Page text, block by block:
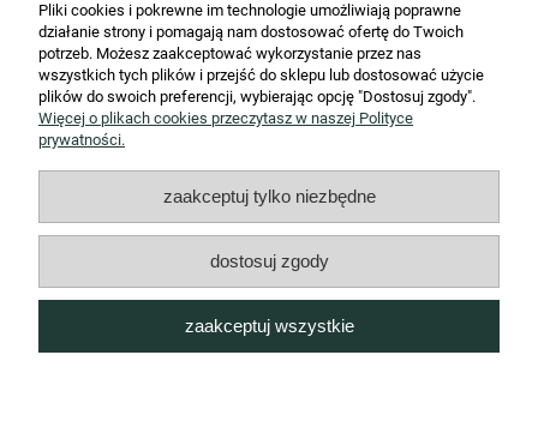
Kingdom,sales@vintro.co.uk
Osoba odpowiedzialna w UE - SToGlarnia Anna Franik, ul. Wajdy
1, 42-600 Tarnowskie Góry,kontakt@vintro.pl
Importer -SToGlarnia Anna Franik ul. Wajdy 1, 42-600 Tarnowskie
Góry,kontakt@vintro.pl
STREFA KLIENTA
Współpraca B2B
INFORMACJE
Pliki cookies i pokrewne im technologie umożliwiają poprawne
działanie strony i pomagają nam dostosować ofertę do Twoich
potrzeb. Możesz zaakceptować wykorzystanie przez nas
wszystkich tych plików i przejść do sklepu lub dostosować użycie
plików do swoich preferencji, wybierając opcję "Dostosuj zgody".
Więcej o plikach cookies przeczytasz w naszej Polityce
prywatności.
zaakceptuj tylko niezbędne
dostosuj zgody
zaakceptuj wszystkie